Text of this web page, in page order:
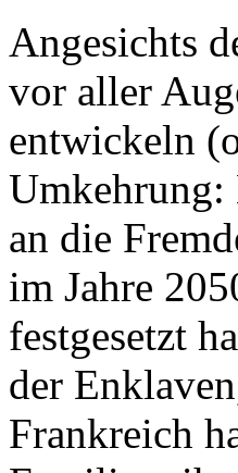
Angesichts
vor aller
entwickeln
Umkehrung:
an die
im Jahre
festgesetzt
der
Frankreich